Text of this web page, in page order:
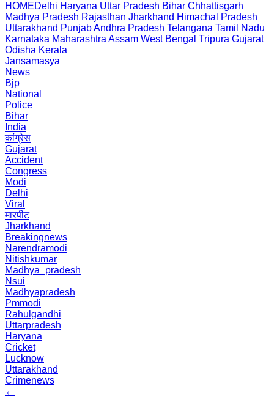
HOMEDelhi Haryana Uttar Pradesh Bihar Chhattisgarh
Madhya Pradesh Rajasthan Jharkhand Himachal Pradesh
Uttarakhand PunjabAndhra Pradesh Telangana Tamil Nadu
Karnataka Maharashtra Assam West Bengal Tripura Gujarat
Odisha Kerala
Jansamasya
News
Bjp
National
Police
Bihar
India
कांग्रेस
Gujarat
Accident
Congress
Modi
Delhi
Viral
मारपीट
Jharkhand
Breakingnews
Narendramodi
Nitishkumar
Madhya_pradesh
Nsui
Madhyapradesh
Pmmodi
Rahulgandhi
Uttarpradesh
Haryana
Cricket
Lucknow
Uttarakhand
Crimenews
←